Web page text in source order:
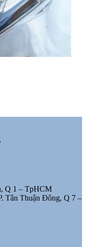
Q 1 – TpHCM
Tân Thuận Đông, Q 7 –